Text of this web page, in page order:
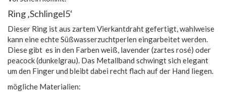
Ring ‚Schlingel5‘
Dieser Ring ist aus zartem Vierkantdraht gefertigt, wahlweise
kann eine echte Süßwasserzuchtperlen eingarbeitet werden.
Diese gibt es in den Farben weiß, lavender (zartes rosé) oder
peacock (dunkelgrau). Das Metallband schwingt sich elegant
um den Finger und bleibt dabei recht flach auf der Hand liegen.
mögliche Materialien: